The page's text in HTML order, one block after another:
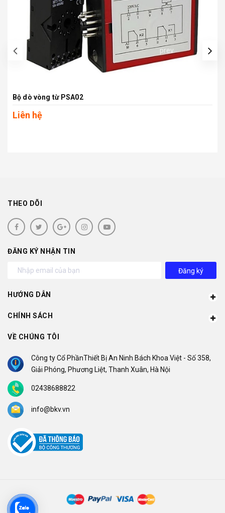
Bộ dò vòng từ PSA02
Liên hệ
prev
THEO DÕI
ĐĂNG KÝ NHẬN TIN
Đăng ký
HƯỚNG DẪN
CHÍNH SÁCH
VỀ CHÚNG TÔI
Công ty Cổ PhầnThiết Bị An Ninh Bách Khoa Việt - Số 358,
Giải Phóng, Phương Liệt, Thanh Xuân, Hà Nội
02438688822
info@bkv.vn